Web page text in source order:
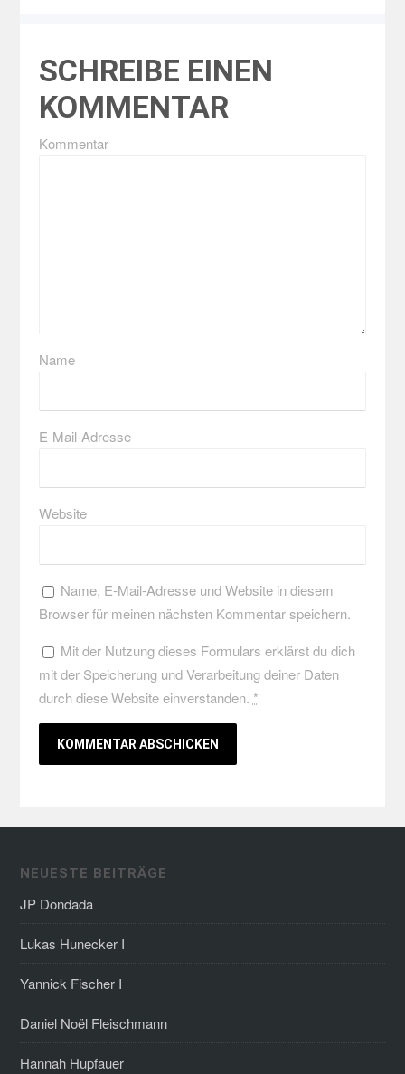
SCHREIBE EINEN
KOMMENTAR
Kommentar
Name
E-Mail-Adresse
Website
Name, E-Mail-Adresse und Website in diesem
Browser für meinen nächsten Kommentar speichern.
Mit der Nutzung dieses Formulars erklärst du dich
mit der Speicherung und Verarbeitung deiner Daten
durch diese Website einverstanden. *
NEUESTE BEITRÄGE
JP Dondada
Lukas Hunecker I
Yannick Fischer I
Daniel Noël Fleischmann
Hannah Hupfauer